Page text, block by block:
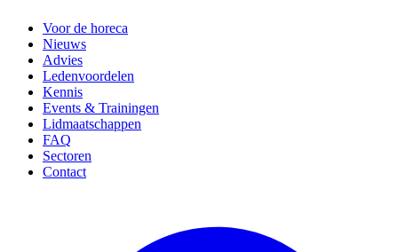
Voor de horeca
Nieuws
Advies
Ledenvoordelen
Kennis
Events & Trainingen
Lidmaatschappen
FAQ
Sectoren
Contact